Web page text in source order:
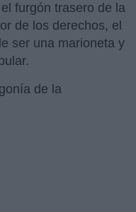
furgón trasero de la
de los derechos, el
ser una marioneta y
de la